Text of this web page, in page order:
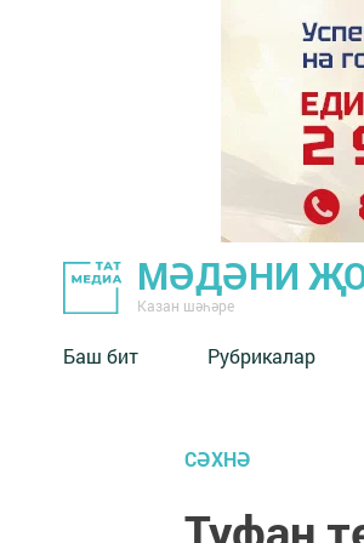
МӘДӘНИ
Казан шәһәре
Баш бит Рубрикалар
СӘХНӘ
Туфан